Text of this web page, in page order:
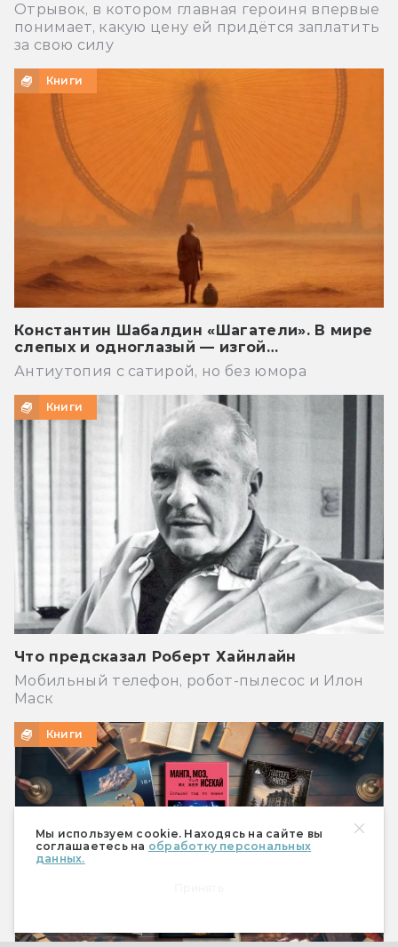
Мы используем cookie. Находясь на сайте вы
соглашаетесь на обработку персональных
данных.
Отрывок, в котором главная героиня впервые
понимает, какую цену ей придётся заплатить
за свою силу
Книги
Константин Шабалдин «Шагатели». В мире
слепых и одноглазый — изгой…
Антиутопия с сатирой, но без юмора
Книги
Что предсказал Роберт Хайнлайн
Мобильный телефон, робот-пылесос и Илон
Маск
Книги